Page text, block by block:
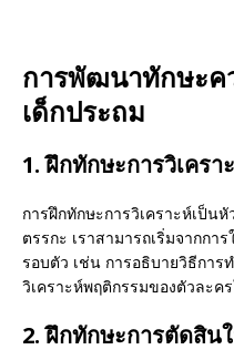
การพัฒนาทักษะค
เด็กประถม
1. ฝึกทักษะการวิเครา
การฝึกทักษะการวิเคราะห์เป็
ตรรกะ เราสามารถเริ่มจากกา
รอบตัว เช่น การอธิบายวิธีการ
วิเคราะห์พฤติกรรมของตัวละคร
2. ฝึกทักษะการตัดสิน